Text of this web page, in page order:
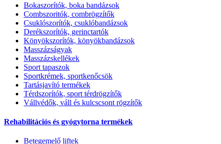
Bokaszorítók, boka bandázsok
Combszoritók, combrögzítők
Csuklószorítók, csuklóbandázsok
Derékszorítók, gerinctartók
Könyökszorítók, könyökbandázsok
Masszázságyak
Masszázskellékek
Sport tapaszok
Sportkrémek, sportkenőcsök
Tartásjavító termékek
Térdszorítók, sport térdrögzítők
Vállvédők, váll és kulcscsont rögzítők
Rehabilitációs és gyógytorna termékek
Betegemelő liftek